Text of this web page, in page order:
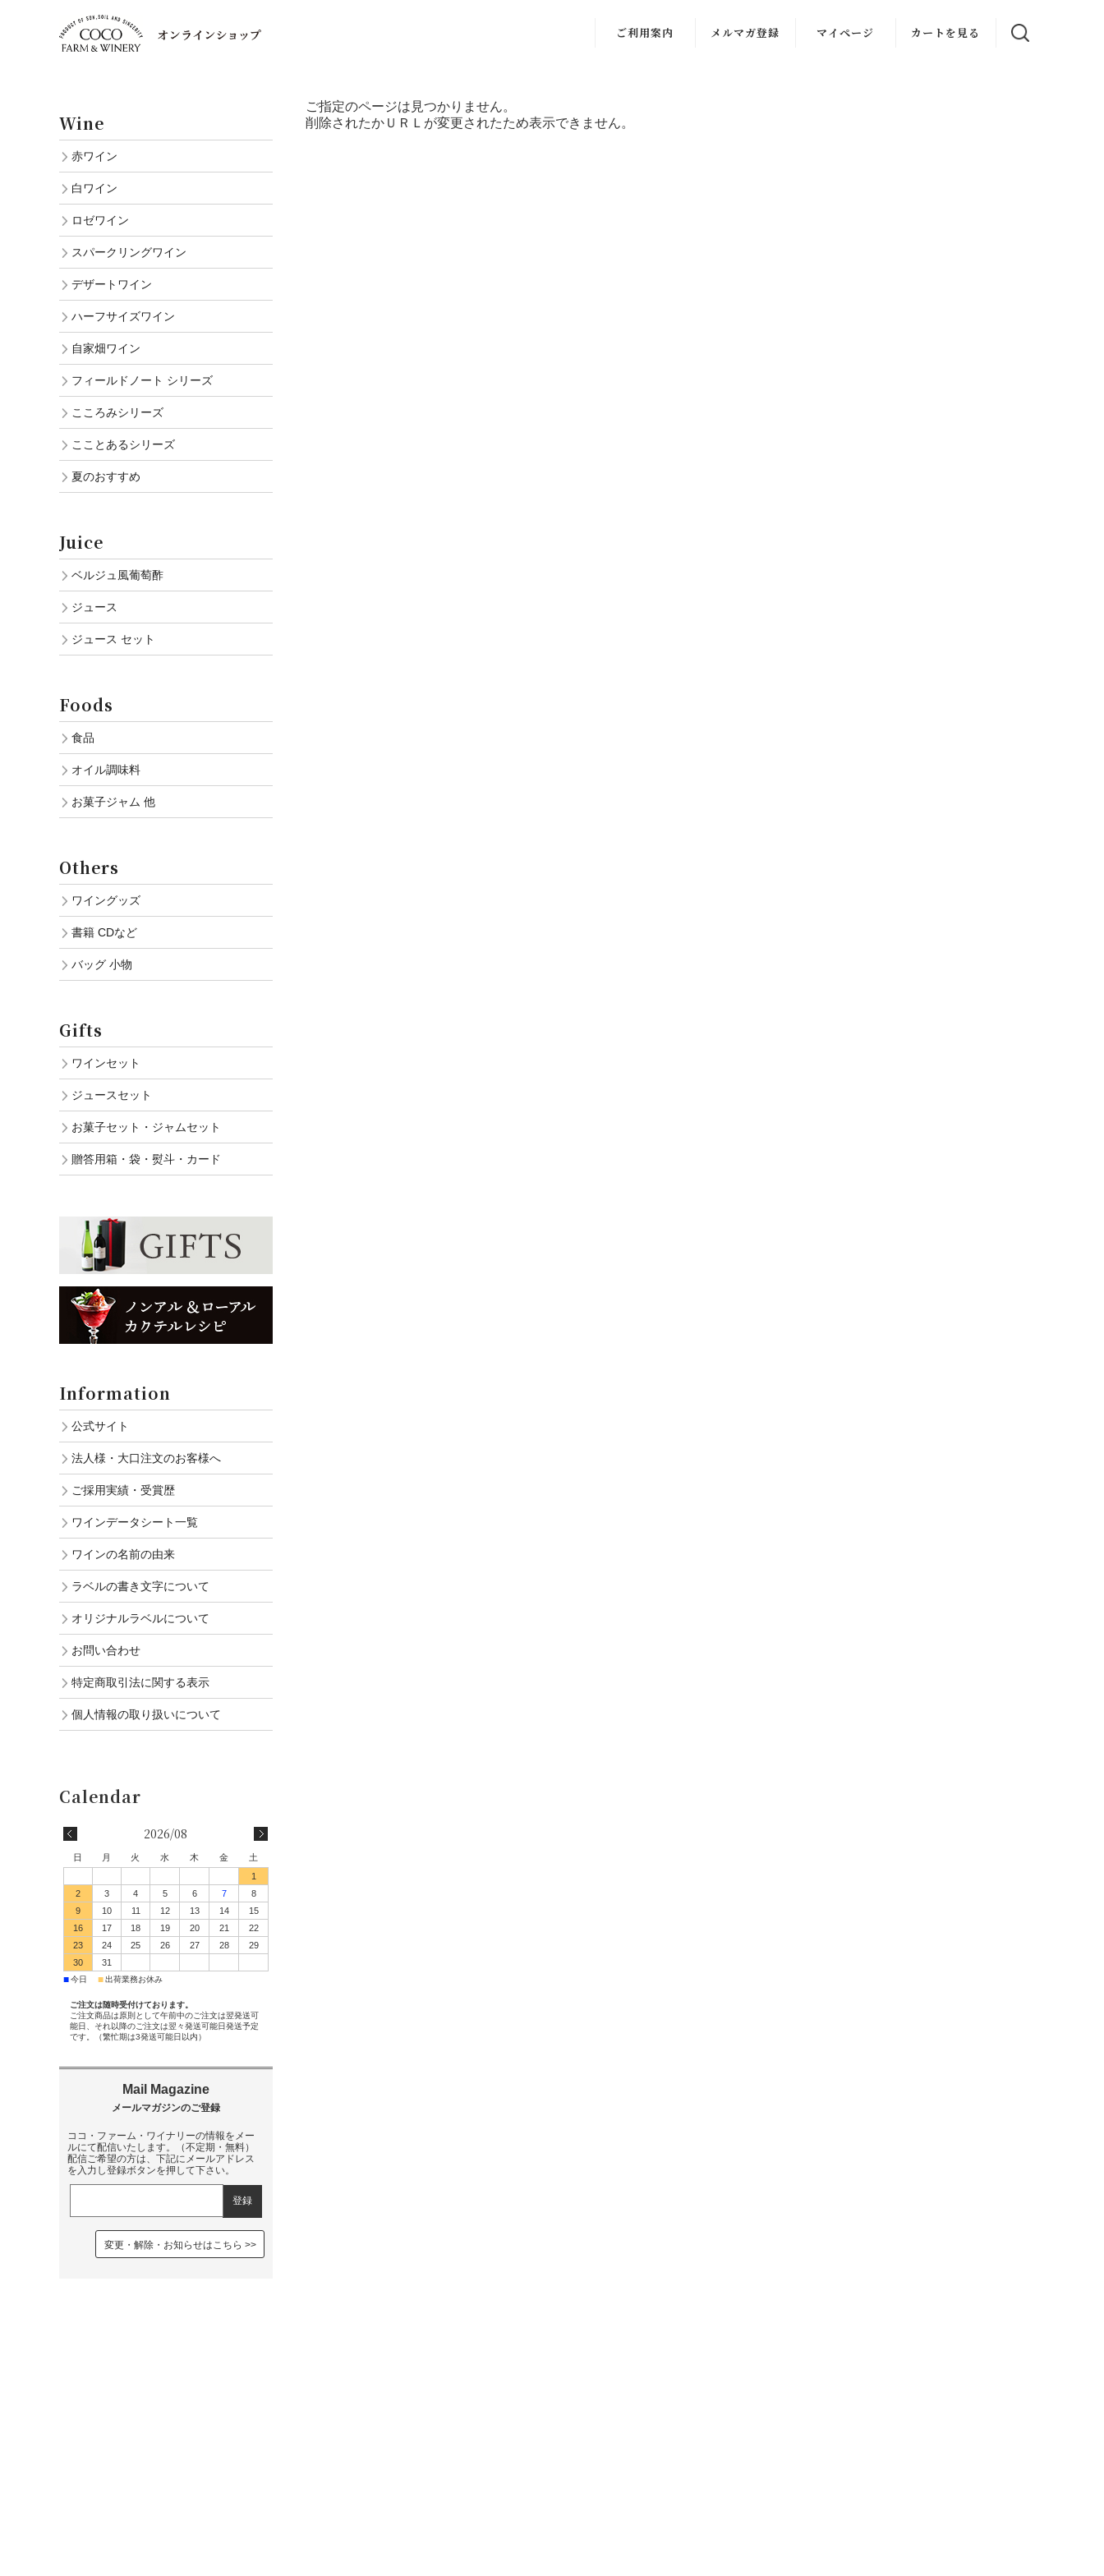
ご利用案内 メルマガ登録 マイページ カートを見る
ご指定のページは見つかりません。
削除されたかＵＲＬが変更されたため表示できません。
Wine
赤ワイン
白ワイン
ロゼワイン
スパークリングワイン
デザートワイン
ハーフサイズワイン
自家畑ワイン
フィールドノート シリーズ
こころみシリーズ
こことあるシリーズ
夏のおすすめ
Juice
ベルジュ風葡萄酢
ジュース
ジュース セット
Foods
食品
オイル調味料
お菓子ジャム 他
Others
ワイングッズ
書籍 CDなど
バッグ 小物
Gifts
ワインセット
ジュースセット
お菓子セット・ジャムセット
贈答用箱・袋・熨斗・カード
Information
公式サイト
法人様・大口注文のお客様へ
ご採用実績・受賞歴
ワインデータシート一覧
ワインの名前の由来
ラベルの書き文字について
オリジナルラベルについて
お問い合わせ
特定商取引法に関する表示
個人情報の取り扱いについて
2026/08
日 月 火 水 木 金
土
1
2
3 4 5 6 7
8
9
10 11 12 13 14
15
16
17 18 19 20 21
22
23
24 25 26 27 28
29
30
31
■今日 ■出荷業務お休み
ご注文は随時受付けております。
ご注文商品は原則として午前中のご注文は翌発送可
能日、それ以降のご注文は翌々発送可能日発送予定
です。（繁忙期は3発送可能日以内）
ココ・ファーム・ワイナリーの情報をメー
ルにて配信いたします。（不定期・無料）
配信ご希望の方は、下記にメールアドレス
を入力し登録ボタンを押して下さい。
変更・解除・お知らせはこちら